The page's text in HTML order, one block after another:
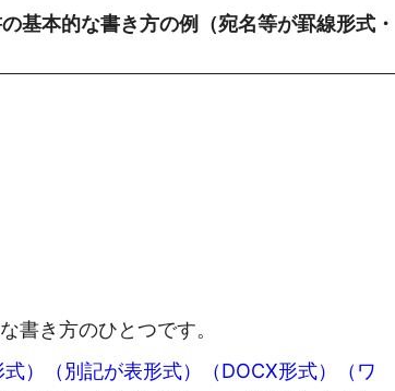
基本的な書き方の例（宛名等が罫線形式・
書き方のひとつです。
）（別記が表形式）（DOCX形式）（ワ